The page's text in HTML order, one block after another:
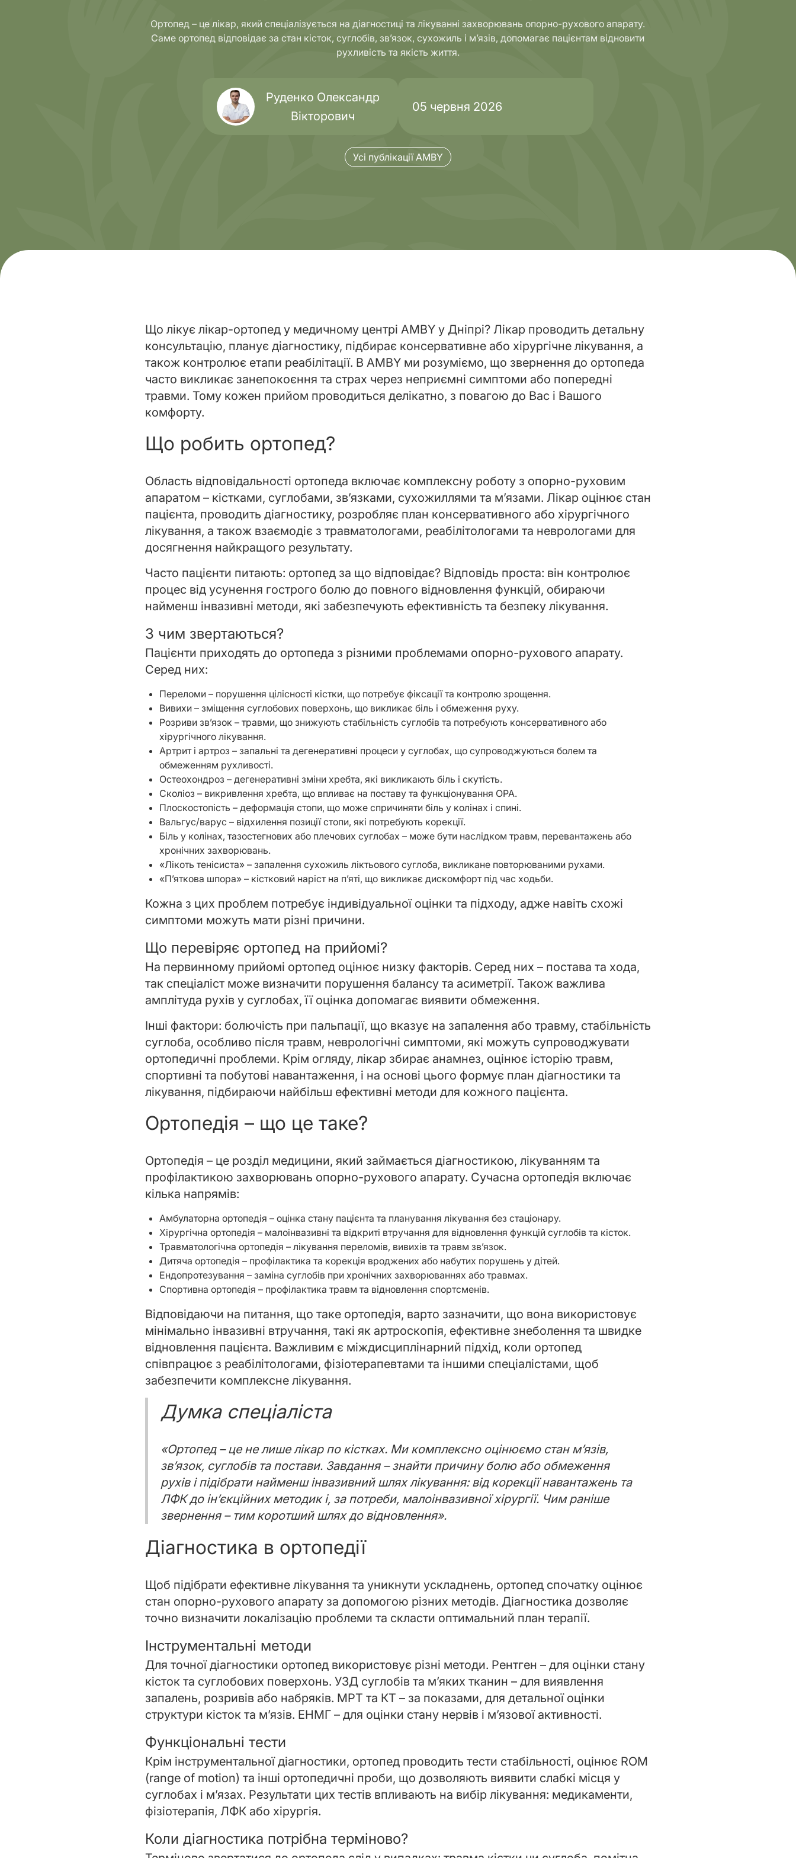
Комплексні
Ортопед – це лікар, який спеціалізується на діагностиці та лікуванні захворювань опорно-рухового апарату.
Саме ортопед відповідає за стан кісток, суглобів, зв’язок, сухожиль і м’язів, допомагає пацієнтам відновити
рухливість та якість життя.
Руденко Олександр
Вікторович
05 червня 2026
Усі публікації AMBY
Що лікує лікар-ортопед у медичному центрі AMBY у Дніпрі? Лікар проводить детальну
консультацію, планує діагностику, підбирає консервативне або хірургічне лікування, а
також контролює етапи реабілітації. В AMBY ми розуміємо, що звернення до ортопеда
часто викликає занепокоєння та страх через неприємні симптоми або попередні
травми. Тому кожен прийом проводиться делікатно, з повагою до Вас і Вашого
комфорту.
Що робить ортопед?
Область відповідальності ортопеда включає комплексну роботу з опорно-руховим
апаратом – кістками, суглобами, зв’язками, сухожиллями та м’язами. Лікар оцінює стан
пацієнта, проводить діагностику, розробляє план консервативного або хірургічного
лікування, а також взаємодіє з травматологами, реабілітологами та неврологами для
досягнення найкращого результату.
Часто пацієнти питають: ортопед за що відповідає? Відповідь проста: він контролює
процес від усунення гострого болю до повного відновлення функцій, обираючи
найменш інвазивні методи, які забезпечують ефективність та безпеку лікування.
З чим звертаються?
Пацієнти приходять до ортопеда з різними проблемами опорно-рухового апарату.
Серед них:
Переломи – порушення цілісності кістки, що потребує фіксації та контролю зрощення.
Вивихи – зміщення суглобових поверхонь, що викликає біль і обмеження руху.
Розриви зв’язок – травми, що знижують стабільність суглобів та потребують консервативного або
хірургічного лікування.
Артрит і артроз – запальні та дегенеративні процеси у суглобах, що супроводжуються болем та
обмеженням рухливості.
Остеохондроз – дегенеративні зміни хребта, які викликають біль і скутість.
Сколіоз – викривлення хребта, що впливає на поставу та функціонування ОРА.
Плоскостопість – деформація стопи, що може спричиняти біль у колінах і спині.
Вальгус/варус – відхилення позиції стопи, які потребують корекції.
Біль у колінах, тазостегнових або плечових суглобах – може бути наслідком травм, перевантажень або
хронічних захворювань.
«Лікоть тенісиста» – запалення сухожиль ліктьового суглоба, викликане повторюваними рухами.
«П’яткова шпора» – кістковий наріст на п’яті, що викликає дискомфорт під час ходьби.
Кожна з цих проблем потребує індивідуальної оцінки та підходу, адже навіть схожі
симптоми можуть мати різні причини.
Що перевіряє ортопед на прийомі?
На первинному прийомі ортопед оцінює низку факторів. Серед них – постава та хода,
так спеціаліст може визначити порушення балансу та асиметрії. Також важлива
амплітуда рухів у суглобах, її оцінка допомагає виявити обмеження.
Інші фактори: болючість при пальпації, що вказує на запалення або травму, стабільність
суглоба, особливо після травм, неврологічні симптоми, які можуть супроводжувати
ортопедичні проблеми. Крім огляду, лікар збирає анамнез, оцінює історію травм,
спортивні та побутові навантаження, і на основі цього формує план діагностики та
лікування, підбираючи найбільш ефективні методи для кожного пацієнта.
Ортопедія – що це таке?
Ортопедія – це розділ медицини, який займається діагностикою, лікуванням та
профілактикою захворювань опорно-рухового апарату. Сучасна ортопедія включає
кілька напрямів:
Амбулаторна ортопедія – оцінка стану пацієнта та планування лікування без стаціонару.
Хірургічна ортопедія – малоінвазивні та відкриті втручання для відновлення функцій суглобів та кісток.
Травматологічна ортопедія – лікування переломів, вивихів та травм зв’язок.
Дитяча ортопедія – профілактика та корекція вроджених або набутих порушень у дітей.
Ендопротезування – заміна суглобів при хронічних захворюваннях або травмах.
Спортивна ортопедія – профілактика травм та відновлення спортсменів.
Відповідаючи на питання, що таке ортопедія, варто зазначити, що вона використовує
мінімально інвазивні втручання, такі як артроскопія, ефективне знеболення та швидке
відновлення пацієнта. Важливим є міждисциплінарний підхід, коли ортопед
співпрацює з реабілітологами, фізіотерапевтами та іншими спеціалістами, щоб
забезпечити комплексне лікування.
Думка спеціаліста
«Ортопед – це не лише лікар по кістках. Ми комплексно оцінюємо стан м’язів,
зв’язок, суглобів та постави. Завдання – знайти причину болю або обмеження
рухів і підібрати найменш інвазивний шлях лікування: від корекції навантажень та
ЛФК до ін’єкційних методик і, за потреби, малоінвазивної хірургії. Чим раніше
звернення – тим коротший шлях до відновлення».
Діагностика в ортопедії
Щоб підібрати ефективне лікування та уникнути ускладнень, ортопед спочатку оцінює
стан опорно-рухового апарату за допомогою різних методів. Діагностика дозволяє
точно визначити локалізацію проблеми та скласти оптимальний план терапії.
Інструментальні методи
Для точної діагностики ортопед використовує різні методи. Рентген – для оцінки стану
кісток та суглобових поверхонь. УЗД суглобів та м’яких тканин – для виявлення
запалень, розривів або набряків. МРТ та КТ – за показами, для детальної оцінки
структури кісток та м’язів. ЕНМГ – для оцінки стану нервів і м’язової активності.
Функціональні тести
Крім інструментальної діагностики, ортопед проводить тести стабільності, оцінює ROM
(range of motion) та інші ортопедичні проби, що дозволяють виявити слабкі місця у
суглобах і м’язах. Результати цих тестів впливають на вибір лікування: медикаменти,
фізіотерапія, ЛФК або хірургія.
Коли діагностика потрібна терміново?